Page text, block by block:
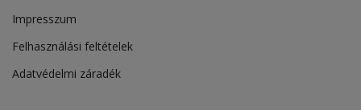
Impresszum
Felhasználási feltételek
Adatvédelmi záradék